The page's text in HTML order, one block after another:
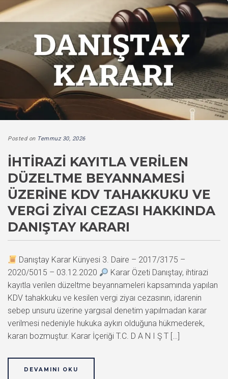
Posted on Temmuz 30, 2026
İHTIRAZI KAYITLA VERILEN
DÜZELTME BEYANNAMESI
ÜZERINE KDV TAHAKKUKU VE
VERGI ZIYAI CEZASI HAKKINDA
DANIŞTAY KARARI
Danıştay Karar Künyesi 3. Daire – 2017/3175 –
2020/5015 – 03.12.2020
Karar Özeti Danıştay, ihtirazi
kayıtla verilen düzeltme beyannameleri kapsamında yapılan
KDV tahakkuku ve kesilen vergi ziyaı cezasının, idarenin
sebep unsuru üzerine yargısal denetim yapılmadan karar
verilmesi nedeniyle hukuka aykırı olduğuna hükmederek,
kararı bozmuştur. Karar İçeriği T.C. D A N I Ş T […]
DEVAMINI OKU